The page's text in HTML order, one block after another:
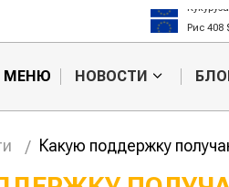
Рис 408
МЕНЮ НОВОСТИ
Какую поддержку